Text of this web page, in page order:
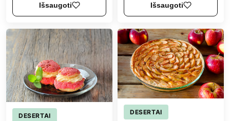
Išsaugoti Išsaugoti
DESERTAI DESERTAI